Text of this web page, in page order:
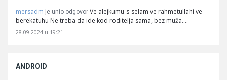
mersadm je unio odgovor Ve alejkumu-s-selam ve rahmetullahi ve
berekatuhu Ne treba da ide kod roditelja sama, bez muža.…
28.09.2024 u 19:21
ANDROID